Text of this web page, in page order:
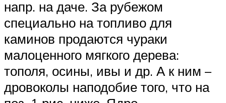
напр. на даче. За рубежом
специально на топливо для
каминов продаются чураки
малоценного мягкого дерева:
тополя, осины, ивы и др. А к ним –
дровоколы наподобие того, что на